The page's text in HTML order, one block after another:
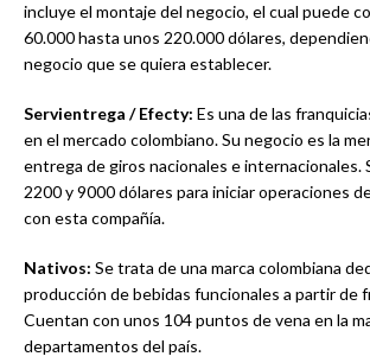
incluye el montaje del negocio, el cual puede
60.000 hasta unos 220.000 dólares,
negocio que se quiera establecer.
Servientrega / Efecty: Es una de las
en el mercado colombiano. Su negocio es la
entrega de giros nacionales e internacionales.
2200 y 9000 dólares para iniciar operaciones
con esta compañía.
Nativos: Se trata de una marca colombiana
producción de bebidas funcionales a partir de
Cuentan con unos 104 puntos de vena en la
departamentos del país.